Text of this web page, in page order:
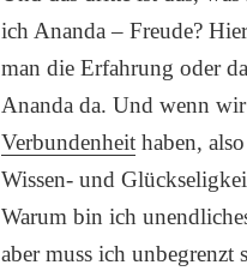
ich Ananda – Freude?
man die Erfahrung oder
Ananda da. Und wenn
Verbundenheit haben,
Wissen- und
Warum bin ich
aber muss ich unbegrenzt